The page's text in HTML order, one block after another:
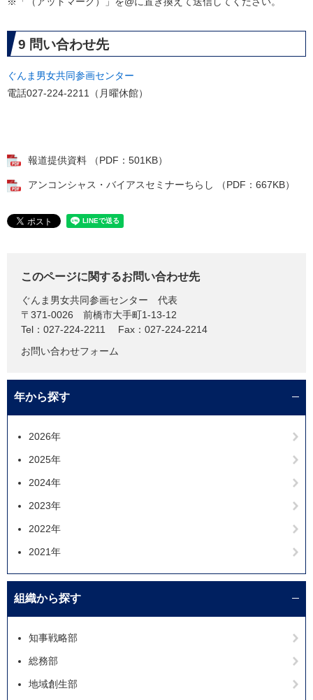
9 問い合わせ先
ぐんま男女共同参画センター
電話027-224-2211（月曜休館）
報道提供資料 （PDF：501KB）
アンコンシャス・バイアスセミナーちらし （PDF：667KB）
このページに関するお問い合わせ先
ぐんま男女共同参画センター
代表
〒371-0026
前橋市大手町1-13-12
Tel：027-224-2211
Fax：027-224-2214
お問い合わせフォーム
年から探す
2026年
2025年
2024年
2023年
2022年
2021年
組織から探す
知事戦略部
総務部
地域創生部